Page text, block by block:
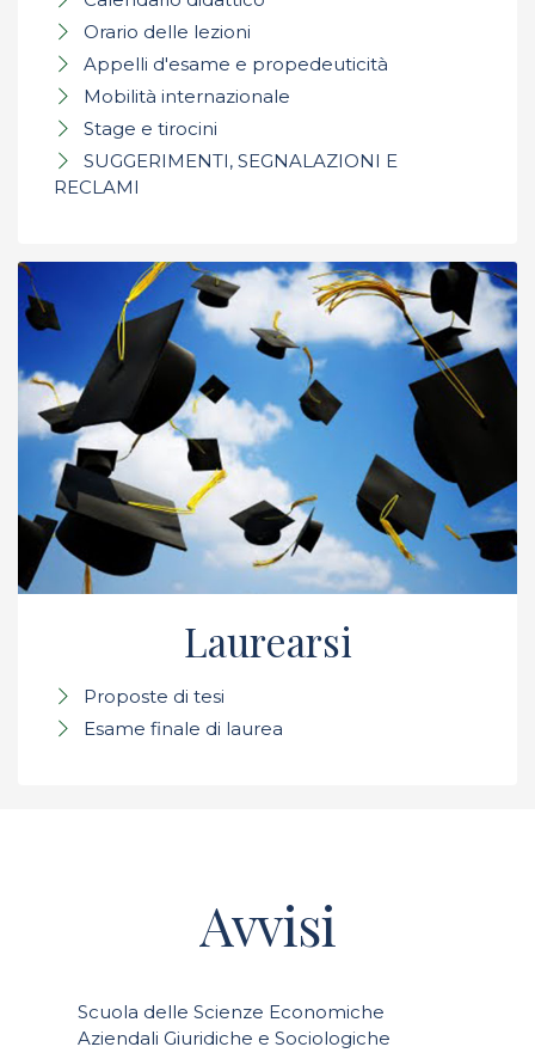
Orario delle lezioni
Appelli d'esame e propedeuticità
Mobilità internazionale
Stage e tirocini
SUGGERIMENTI, SEGNALAZIONI E
RECLAMI
Laurearsi
Proposte di tesi
Esame finale di laurea
Avvisi
Scuola delle Scienze Economiche
Aziendali Giuridiche e Sociologiche